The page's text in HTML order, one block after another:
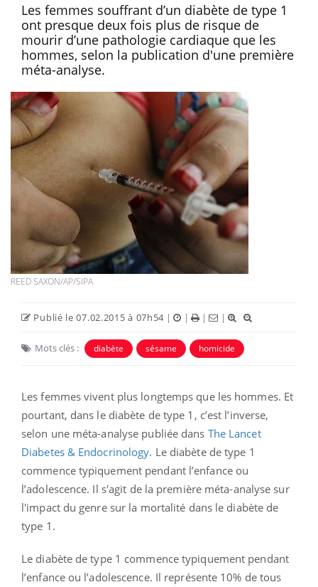
Les femmes souffrant d’un diabète de type 1
ont presque deux fois plus de risque de
mourir d’une pathologie cardiaque que les
hommes, selon la publication d'une première
méta-analyse.
REED SAXON/AP/SIPA
Publié le 07.02.2015 à 07h54 | | | |
Mots clés : diabète sésame homicide
Les femmes vivent plus longtemps que les hommes. Et
pourtant, dans le diabète de type 1, c’est l’inverse,
selon une méta-analyse publiée dans The Lancet
Diabetes & Endocrinology. Le diabète de type 1
commence typiquement pendant l’enfance ou
l’adolescence. Il s'agit de la première méta-analyse sur
l'impact du genre sur la mortalité dans le diabète de
type 1.
Le diabète de type 1 commence typiquement pendant
l’enfance ou l’adolescence. Il représente 10% de tous